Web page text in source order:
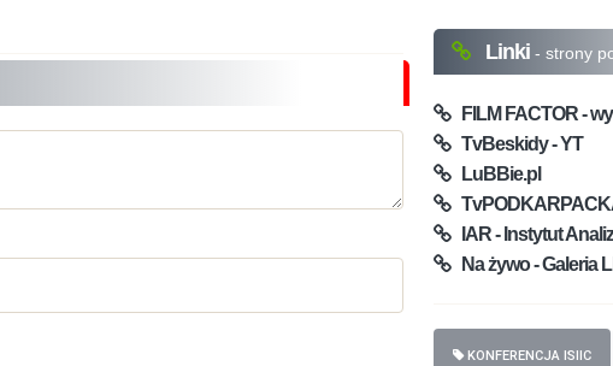
Linki - strony
FILM FACTOR -
TvBeskidy - YT
LuBBie.pl
IAR - Instytut
Na żywo - Galeria
KONFERENCJA ISIIC